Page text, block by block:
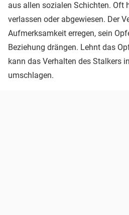
aus allen sozialen Schichten. Oft
verlassen oder abgewiesen. Der
Aufmerksamkeit erregen, sein
Beziehung drängen. Lehnt das
kann das Verhalten des Stalkers
umschlagen.